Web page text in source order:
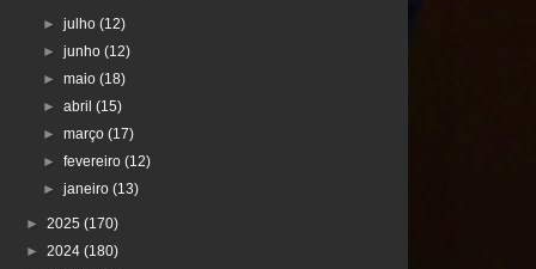
►julho(12)
►junho(12)
►maio(18)
►abril(15)
►março(17)
►fevereiro(12)
►janeiro(13)
► 2025 (170)
► 2024 (180)